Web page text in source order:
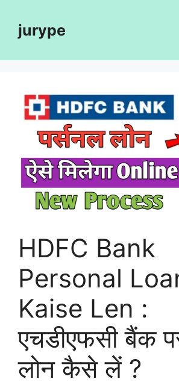
contentjurype
HDFC Bank
Personal
Kaise Len :
एचडीएफसी बैंक
लोन कैसे लें ?